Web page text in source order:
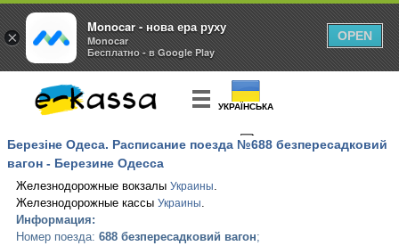
УКРАЇНСЬКА
Березіне Одеса. Расписание поезда №688 безпересадковий
вагон - Березине Одесса
Железнодорожные вокзалы Украины.
Железнодорожные кассы Украины.
Информация:
Номер поезда: 688 безпересадковий вагон;
×
Monocar - нова ера руху
Monocar
Бесплатно - в Google Play
OPEN